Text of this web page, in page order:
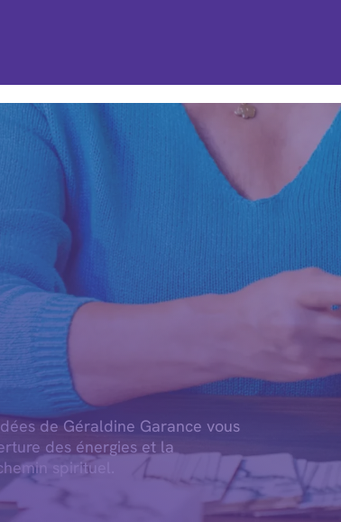
de Géraldine Garance vous
des énergies et la
spirituel.